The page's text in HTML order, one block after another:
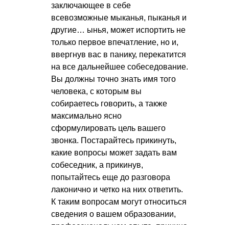
заключающее в себе
всевозможные мыканья, пыканья и
другие… ынья, может испортить не
только первое впечатление, но и,
ввергнув вас в панику, перекатится
на все дальнейшее собеседование.
Вы должны точно знать имя того
человека, с которым вы
собираетесь говорить, а также
максимально ясно
сформулировать цель вашего
звонка. Постарайтесь прикинуть,
какие вопросы может задать вам
собеседник, а прикинув,
попытайтесь еще до разговора
лаконично и четко на них ответить.
К таким вопросам могут относиться
сведения о вашем образовании,